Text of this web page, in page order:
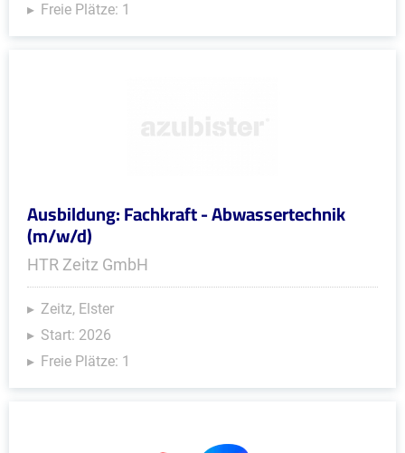
Freie Plätze: 1
Ausbildung: Fachkraft - Abwassertechnik
(m/w/d)
HTR Zeitz GmbH
Zeitz, Elster
Start: 2026
Freie Plätze: 1